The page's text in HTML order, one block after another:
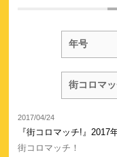
2017/04/24
『街コロマッチ!』2017
街コロマッチ！